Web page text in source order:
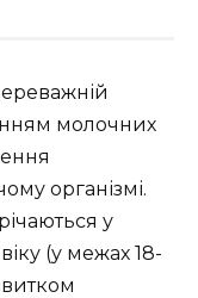
молочних
організмі.
у
(у межах 18-